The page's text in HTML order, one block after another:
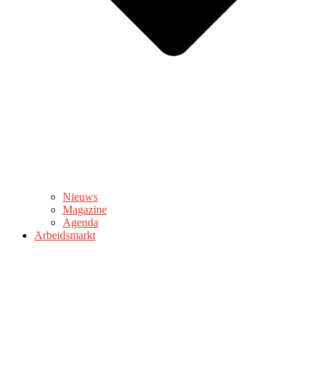
Nieuws
Magazine
Agenda
Arbeidsmarkt